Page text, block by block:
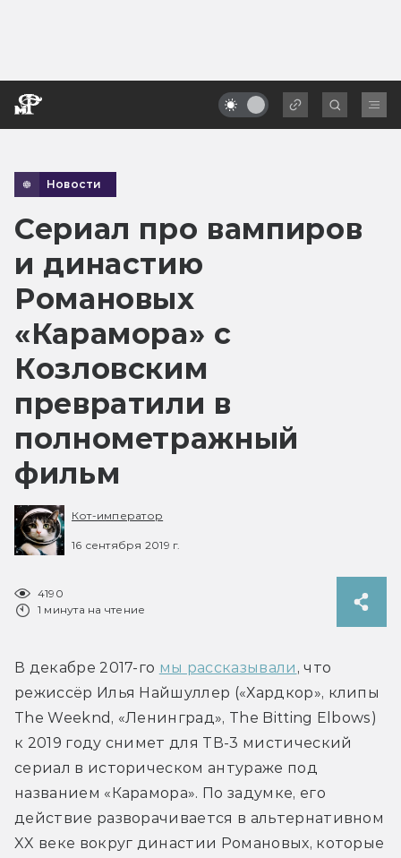
Новости
Сериал про вампиров
и династию
Романовых
«Карамора» с
Козловским
превратили в
полнометражный
фильм
Кот-император
16 сентября 2019 г.
4190
1 минута на чтение
В декабре 2017-го мы рассказывали , что
режиссёр Илья Найшуллер («Хардкор», клипы
The Weeknd, «Ленинград», The Bitting Elbows)
к 2019 году снимет для ТВ-3 мистический
сериал в историческом антураже под
названием «Карамора». По задумке, его
действие разворачивается в альтернативном
XX веке вокруг династии Романовых, которые